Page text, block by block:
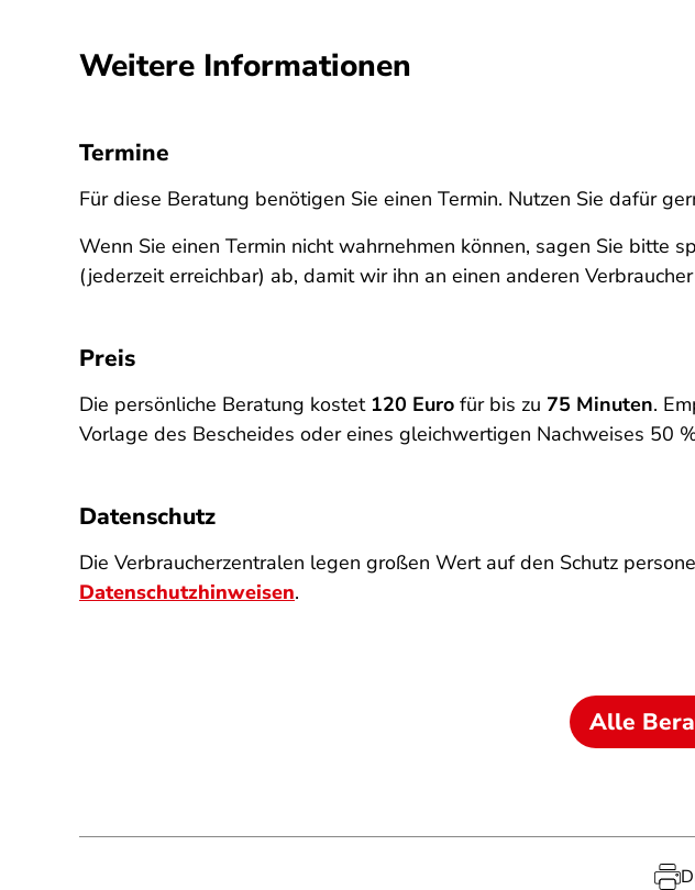
Weitere Informationen
Termine
Für diese Beratung benötigen Sie einen Termin. Nutzen Sie dafür
Wenn Sie einen Termin nicht wahrnehmen können, sagen Sie bitte
(jederzeit erreichbar) ab, damit wir ihn an einen anderen
Preis
Die persönliche Beratung kostet 120 Euro für bis zu 75 Minuten.
Vorlage des Bescheides oder eines gleichwertigen Nachweises 50
Datenschutz
Die Verbraucherzentralen legen großen Wert auf den Schutz
Datenschutzhinweisen.
Alle